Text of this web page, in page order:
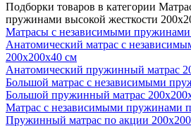
Подборки товаров в категории
пружинами высокой жесткости
Матрасы с независимыми пружинами
Анатомический матрас с
200х200х40 см
Анатомический пружинный матрас
Большой матрас с независимыми
Большой пружинный матрас
Матрас с независимыми пружинами
Пружинный матрас по акции